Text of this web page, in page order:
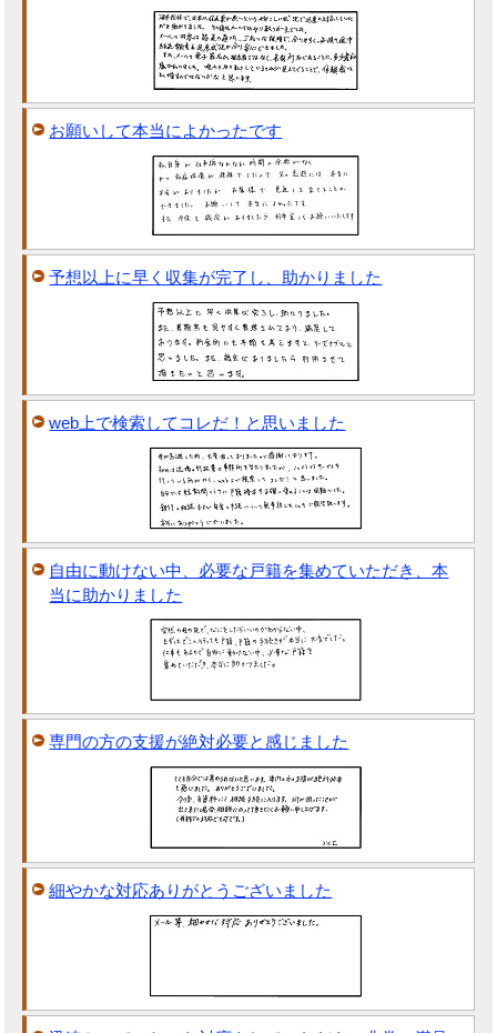
お願いして本当によかったです
予想以上に早く収集が完了し、助かりました
web上で検索してコレだ！と思いました
自由に動けない中、必要な戸籍を集めていただき、本
当に助かりました
専門の方の支援が絶対必要と感じました
細やかな対応ありがとうございました